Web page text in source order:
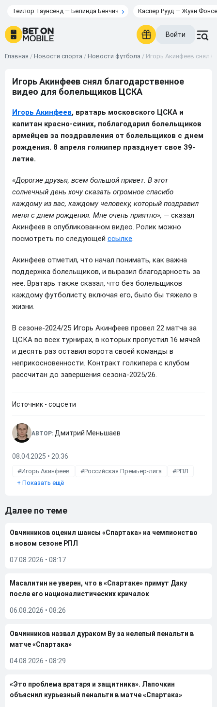
Тейлор Таунсенд — Белинда Бенчич Каспер Рууд — Жуан
Войти
Главная / Новости спорта / Новости футбола / Игорь Акинфеев снял
Игорь Акинфеев снял благодарственное
видео для болельщиков ЦСКА
Игорь Акинфеев, вратарь московского ЦСКА и
капитан красно-синих, поблагодарил болельщиков
армейцев за поздравления от болельщиков с днем
рождения. 8 апреля голкипер празднует свое 39-
летие.
«Дорогие друзья, всем большой привет. В этот
солнечный день хочу сказать огромное спасибо
каждому из вас, каждому человеку, который поздравил
меня с днем рождения. Мне очень приятно», — сказал
Акинфеев в опубликованном видео. Ролик можно
посмотреть по следующей ссылке.
Акинфеев отметил, что начал понимать, как важна
поддержка болельщиков, и выразил благодарность за
нее. Вратарь также сказал, что без болельщиков
каждому футболисту, включая его, было бы тяжело в
жизни.
В сезоне-2024/25 Игорь Акинфеев провел 22 матча за
ЦСКА во всех турнирах, в которых пропустил 16 мячей
и десять раз оставил ворота своей команды в
неприкосновенности. Контракт голкипера с клубом
рассчитан до завершения сезона-2025/26.
Источник - соцсети
АВТОР: Дмитрий Меньшаев
08.04.2025 • 20:36
Игорь Акинфеев Российская Премьер-лига
РПЛ
+ Показать ещё
Далее по теме
Овчинников оценил шансы «Спартака» на чемпионство
в новом сезоне РПЛ
07.08.2026 • 08:17
Масалитин не уверен, что в «Спартаке» примут Даку
после его националистических кричалок
06.08.2026 • 08:26
Овчинников назвал дураком Ву за нелепый пенальти в
матче «Спартака»
04.08.2026 • 08:29
«Это проблема вратаря и защитника». Лапочкин
объяснил курьезный пенальти в матче «Спартака»